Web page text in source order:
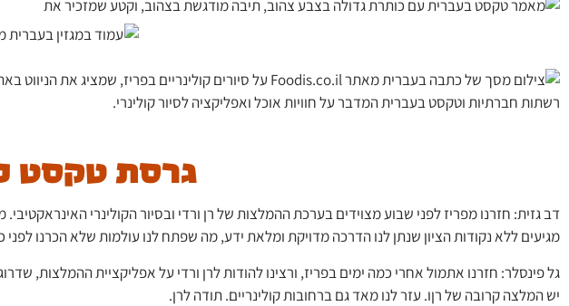
גרסת טקסט
דב גזית: חזרנו מפריז לפני שבוע מצוידים בערכת ההמלצות של רן ורדי ובסיור הקולינרי
מגיעים ללא נקודות הציון שנתן לנו הדרכה מדויקת ומלאת ידע, מה שפתח לנו עולמות שלא הכרנו
גל פינסלר: חזרנו אתמול אחרי כמה ימים בפריז, ורצינו להודות לרן ורדי על אפליקציית ההמלצות,
יש המלצה קרובה של רןו. עזר לנו מאד גם ברחובות קולינריים. תודה לרן.